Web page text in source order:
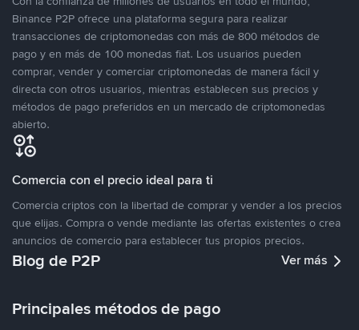
Binance P2P ofrece una plataforma segura para realizar
transacciones de criptomonedas con más de 800 métodos de
pago y en más de 100 monedas fiat. Los usuarios pueden
comprar, vender y comerciar criptomonedas de manera fácil y
directa con otros usuarios, mientras establecen sus precios y
métodos de pago preferidos en un mercado de criptomonedas
abierto.
Comercia con el precio ideal para ti
Comercia criptos con la libertad de comprar y vender a los precios
que elijas. Compra o vende mediante las ofertas existentes o crea
anuncios de comercio para establecer tus propios precios.
Blog de P2P Ver más
Principales métodos de pago